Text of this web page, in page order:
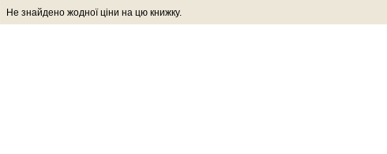
Не знайдено жодної ціни на цю книжку.